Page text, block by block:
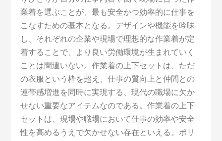
業着を選ぶことが、最も安全かつ効率的に仕事を
こなすための基本となる。デザインや機能を吟味
し、それぞれの企業や現場で理想的な作業着が定
着することで、より良い労働環境が生まれていく
ことは間違いない。作業着の上下セットは、ただ
の衣服という枠を超え、仕事の質向上と仲間との
連帯感増進を同時に実現する、現代の職場に欠か
せない重要なアイテムなのである。作業着の上下
セットは、現場や職場において仕事の効率や安全
性を高めるうえで欠かせない存在といえる。ポリ